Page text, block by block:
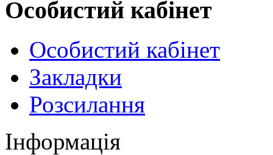
Особистий кабінет
Особистий кабінет
Закладки
Розсилання
Інформація